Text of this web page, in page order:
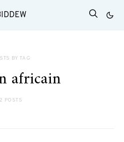
BY TAG
africain
2 POSTS